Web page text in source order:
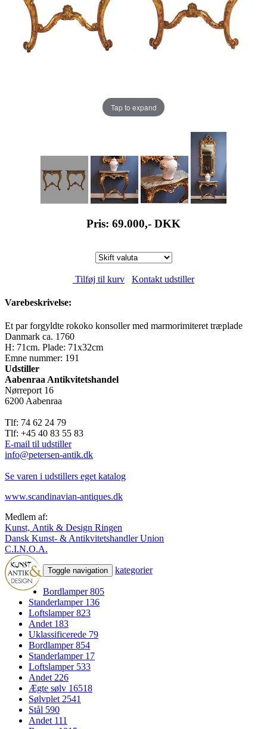
Tap to expand
Pris: 69.000,- DKK
Tilføj til kurv Kontakt udstiller
Varebeskrivelse:
Et par forgyldte rokoko konsoller med marmorimiteret træplade
Danmark ca. 1760
H: 71cm. Plade: 71x32cm
Emne nummer: 191
Udstiller
Aabenraa Antikvitetshandel
Nørreport 16
6200 Aabenraa
Tlf: 74 62 24 79
Tlf: +45 40 83 55 83
E-mail til udstiller
info@petersen-antik.dk
Se varen i udstillers eget katalog
www.scandinavian-antiques.dk
Medlem af:
Kunst, Antik & Design Ringen
Dansk Kunst- & Antikvitetshandler Union
C.I.N.O.A.
Toggle navigation kategorier
Bordlamper805
Standerlamper 136
Loftslamper823
Andet 183
Uklassificerede 79
Bordlamper854
Standerlamper 17
Loftslamper 533
Andet226
Ægte sølv 16518
Sølvplet2541
Stål 590
Andet 111